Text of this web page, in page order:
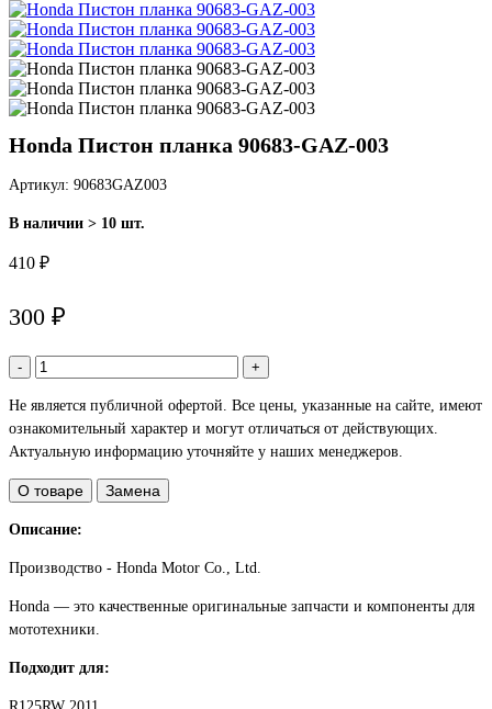
Honda Пистон планка 90683-GAZ-003
Артикул: 90683GAZ003
В наличии > 10 шт.
410 ₽
300 ₽
- +
Не является публичной офертой. Все цены, указанные на сайте, имеют
ознакомительный характер и могут отличаться от действующих.
Актуальную информацию уточняйте у наших менеджеров.
О товаре Замена
Описание:
Производство - Honda Motor Co., Ltd.
Honda — это качественные оригинальные запчасти и компоненты для
мототехники.
Подходит для: